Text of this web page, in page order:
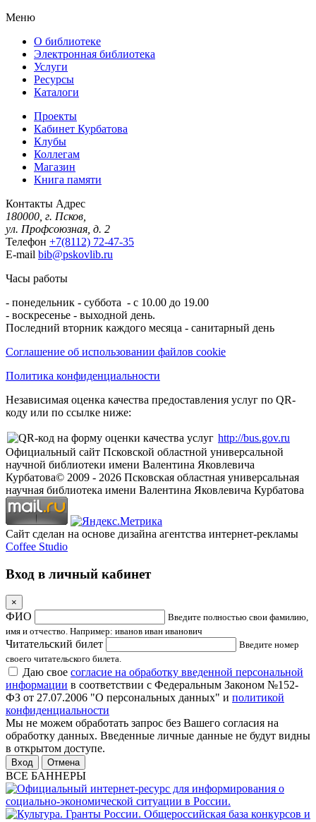
Меню
О библиотеке
Электронная библиотека
Услуги
Ресурсы
Каталоги
Проекты
Кабинет Курбатова
Клубы
Коллегам
Магазин
Книга памяти
Контакты Адрес
180000, г. Псков,
ул. Профсоюзная, д. 2
Телефон +7(8112) 72-47-35
E-mail bib@pskovlib.ru
Часы работы
- понедельник - суббота - с 10.00 до 19.00
- воскресенье - выходной день.
Последний вторник каждого месяца - санитарный день
Соглашение об использовании файлов cookie
Политика конфиденциальности
Независимая оценка качества предоставления услуг по QR-
коду или по ссылке ниже:
http://bus.gov.ru
Официальный сайт Псковской областной универсальной
научной библиотеки имени Валентина Яковлевича
Курбатова© 2009 - 2026 Псковская областная универсальная
научная библиотека имени Валентина Яковлевича Курбатова
Сайт сделан на основе дизайна агентства интернет-рекламы
Coffee Studio
Вход в личный кабинет
×
ФИО
Введите полностью свои фамилию,
имя и отчество. Например: иванов иван иванович
Читательский билет
Введите номер
своего читательского билета.
Даю свое согласие на обработку введенной персональной
информации в соответствии с Федеральным Законом №152-
ФЗ от 27.07.2006 "О персональных данных" и политикой
конфиденциальности
Мы не можем обработать запрос без Вашего согласия на
обработку данных. Введенные личные данные не будут видны
в открытом доступе.
Отмена
ВСЕ БАННЕРЫ